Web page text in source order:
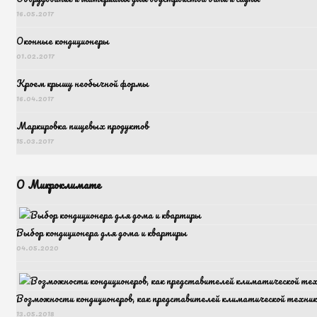
16.05.2017
Оконные кондиционеры
01.02.2017
Кроем крышу необычной формы
16.04.2017
Маркировка пищевых продуктов
15.03.2017
О Микроклимате
Выбор кондиционера для дома и квартиры
04.05.2020
Возможности кондиционеров, как представителей климатической
13.05.2018